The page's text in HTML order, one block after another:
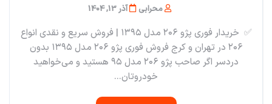
محرابی آذر 13, 1404
✅ خریدار فوری پژو ۲۰۶ مدل ۱۳۹۵ | فروش سریع و نقدی انواع
۲۰۶ در تهران و کرج فروش فوری پژو ۲۰۶ مدل ۱۳۹۵ بدون
دردسر اگر صاحب پژو ۲۰۶ مدل ۹۵ هستید و می‌خواهید
خودروتان...